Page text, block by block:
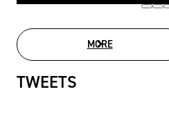
MOREMOVIE LIST
TWEETS